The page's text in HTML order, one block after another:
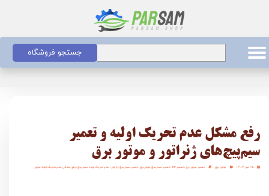
جستجو فروشگاه
رفع مشکل عدم تحریک اولیه و تعمیر
سیم‌پیچ‌های ژنراتور و موتور برق
۲۵ مهر ۱۴۰۴ موتور برق تعمیر موتور برق،تعمیر avr ،تعمیر سیم پیچ موتوربرق،تعمیر سیم پیچ ژنراتور ،عدم تحریک اولیه سیم پیچ،رفع مشکل عدم تحریک اولیه موتور